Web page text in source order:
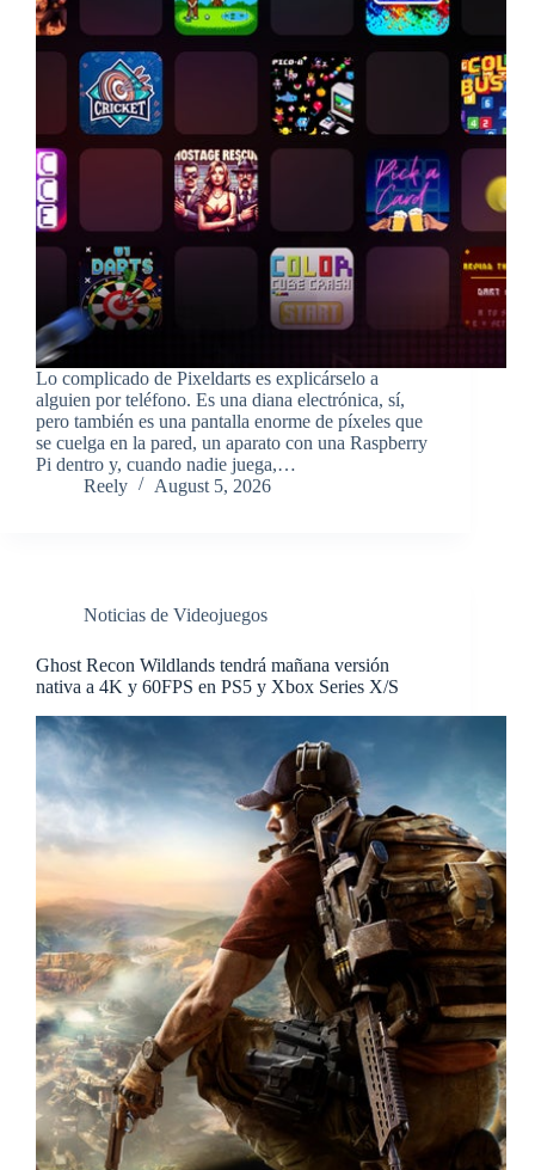
​Lo complicado de Pixeldarts es explicárselo a
alguien por teléfono. Es una diana electrónica, sí,
pero también es una pantalla enorme de píxeles que
se cuelga en la pared, un aparato con una Raspberry
Pi dentro y, cuando nadie juega,…
Reely
August 5, 2026
Noticias de Videojuegos
Ghost Recon Wildlands tendrá mañana versión
nativa a 4K y 60FPS en PS5 y Xbox Series X/S